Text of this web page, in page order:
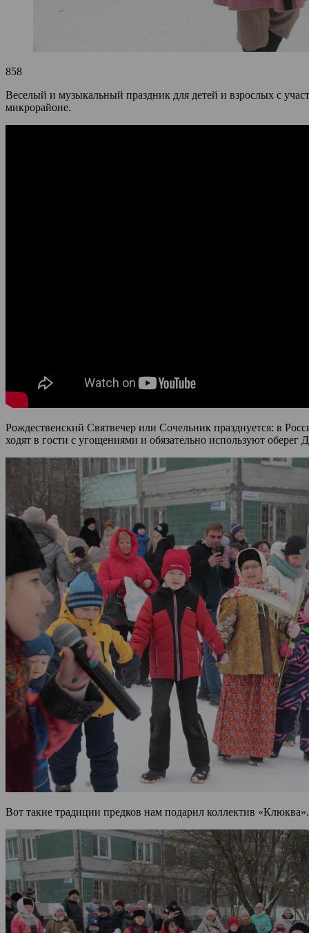
858
Веселый и музыкальный праздник для детей и взрослых с
микрорайоне.
Рождественский Святвечер или Сочельник празднуется: в
ходят в гости с угощениями и обязательно используют
Вот такие традиции предков нам подарил коллектив